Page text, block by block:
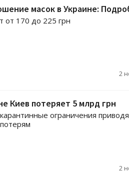
масок в Украине:
от 170 до 225 грн
2
Киев потеряет 5 млрд грн
ограничения
2